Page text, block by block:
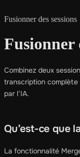
Fusionner des sessions
Fusionner
Combinez deux
transcription
par l’IA.
Qu’est-ce que
La fonctionnalité